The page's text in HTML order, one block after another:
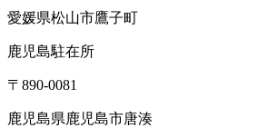
愛媛県松山市鷹子町
鹿児島駐在所
〒890-0081
鹿児島県鹿児島市唐湊